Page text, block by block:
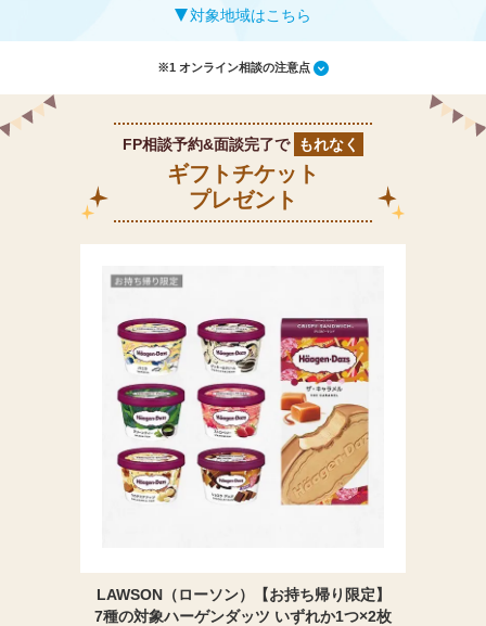
対象地域はこちら
※1 オンライン相談の注意点
FP相談予約&面談完了で もれなく
ギフトチケット
プレゼント
LAWSON（ローソン）【お持ち帰り限定】
7種の対象ハーゲンダッツ いずれか1つ×2枚